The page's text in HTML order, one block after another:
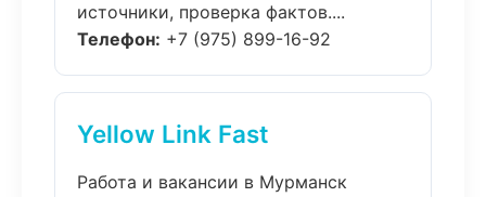
источники, проверка фактов....
Телефон: +7 (975) 899-16-92
Yellow Link Fast
Работа и вакансии в Мурманск